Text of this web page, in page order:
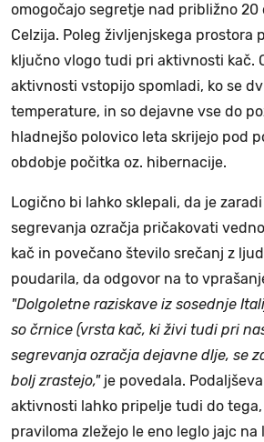
omogočajo segretje nad približno 20
Celzija. Poleg življenjskega prostora
ključno vlogo tudi pri aktivnosti kač.
aktivnosti vstopijo spomladi, ko se
temperature, in so dejavne vse do
hladnejšo polovico leta skrijejo pod
obdobje počitka oz. hibernacije.
Logično bi lahko sklepali, da je
segrevanja ozračja pričakovati
kač in povečano število srečanj z
poudarila, da odgovor na to
"Dolgoletne raziskave iz sosednje
so črnice (vrsta kač, ki živi tudi pri
segrevanja ozračja dejavne dlje, se
bolj zrastejo,"je povedala.
aktivnosti lahko pripelje tudi do tega,
praviloma zležejo le eno leglo jajc na